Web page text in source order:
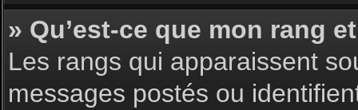
» Qu’est-ce que mon rang
Les rangs qui apparaissent
messages postés ou